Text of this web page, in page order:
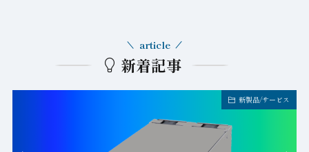
新着記事
article
新製品/サービス